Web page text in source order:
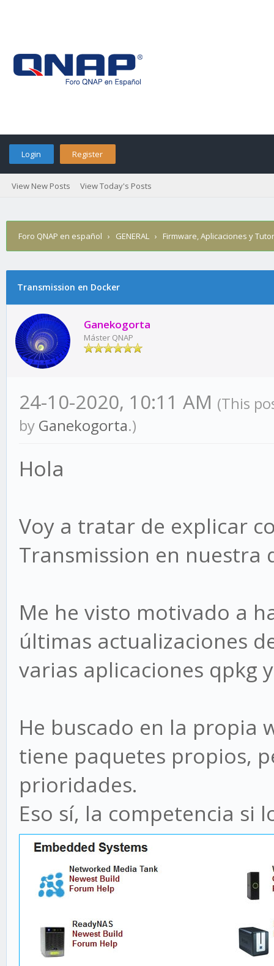
Login Register
View New Posts View Today's Posts
Foro QNAP en español › GENERAL › Firmware, Aplicaciones y
Transmission en Docker
Ganekogorta
Máster QNAP
24-10-2020, 10:11 AM (This
by Ganekogorta.)
Hola
Voy a tratar de explicar
Transmission en nuestra
Me he visto motivado a
últimas actualizaciones
varias aplicaciones qpkg
He buscado en la propia
tiene paquetes propios,
prioridades.
Eso sí, la competencia si